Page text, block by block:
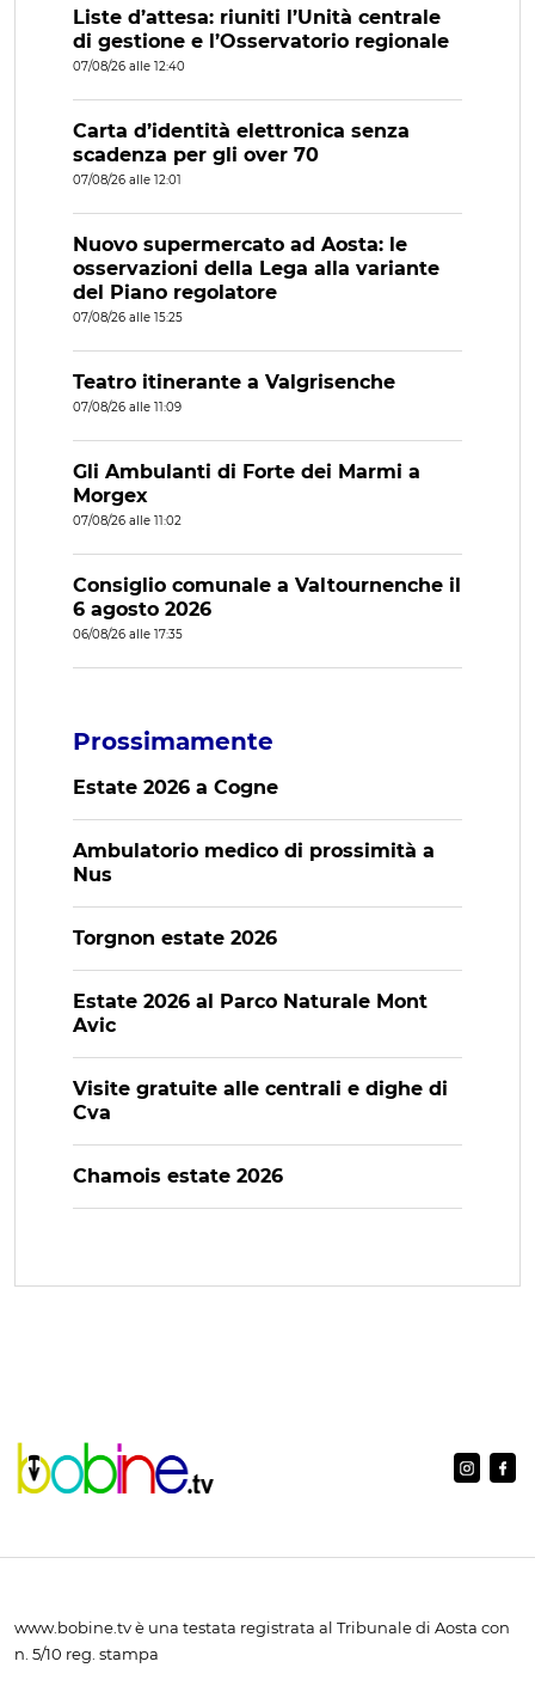
Liste d’attesa: riuniti l’Unità centrale
di gestione e l’Osservatorio regionale
07/08/26 alle 12:40
Carta d’identità elettronica senza
scadenza per gli over 70
07/08/26 alle 12:01
Nuovo supermercato ad Aosta: le
osservazioni della Lega alla variante
del Piano regolatore
07/08/26 alle 15:25
Teatro itinerante a Valgrisenche
07/08/26 alle 11:09
Gli Ambulanti di Forte dei Marmi a
Morgex
07/08/26 alle 11:02
Consiglio comunale a Valtournenche il
6 agosto 2026
06/08/26 alle 17:35
Prossimamente
Estate 2026 a Cogne
Ambulatorio medico di prossimità a
Nus
Torgnon estate 2026
Estate 2026 al Parco Naturale Mont
Avic
Visite gratuite alle centrali e dighe di
Cva
Chamois estate 2026
www.bobine.tv è una testata registrata al Tribunale di Aosta con
n. 5/10 reg. stampa